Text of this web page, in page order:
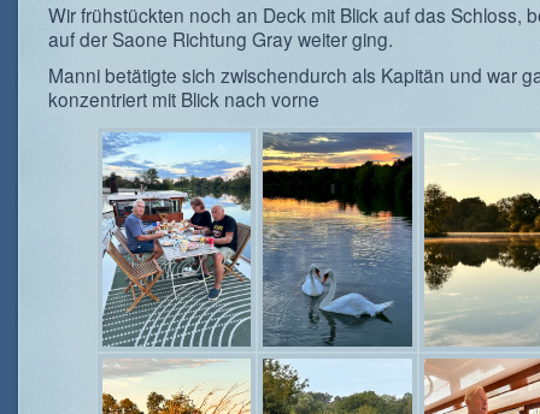
Wir frühstückten noch an Deck mit Blick auf das Schloss,
auf der Saone Richtung Gray weiter ging.
Manni betätigte sich zwischendurch als Kapitän und war
konzentriert mit Blick nach vorne